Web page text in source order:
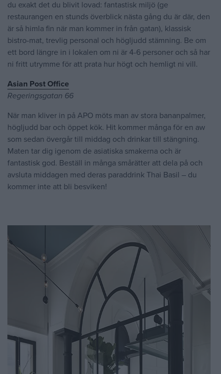
du exakt det du blivit lovad: fantastisk miljö (ge
restaurangen en stunds överblick nästa gång du är där, den
är så himla fin när man kommer in från gatan), klassisk
bistro-mat, trevlig personal och högljudd stämning. Be om
ett bord längre in i lokalen om ni är 4-6 personer och så har
ni fritt utrymme för att prata hur högt och hemligt ni vill.
Asian Post Office
Regeringsgatan 66
När man kliver in på APO möts man av stora bananpalmer,
högljudd bar och öppet kök. Hit kommer många för en aw
som sedan övergår till middag och drinkar till stängning.
Maten tar dig igenom de asiatiska smakerna och är
fantastisk god. Beställ in många smårätter att dela på och
avsluta middagen med deras paraddrink Thai Basil – du
kommer inte att bli besviken!